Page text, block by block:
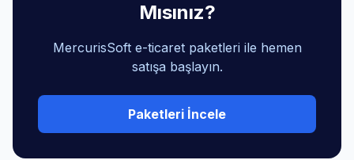
Mısınız?
MercurisSoft e-ticaret paketleri ile hemen
satışa başlayın.
Paketleri İncele